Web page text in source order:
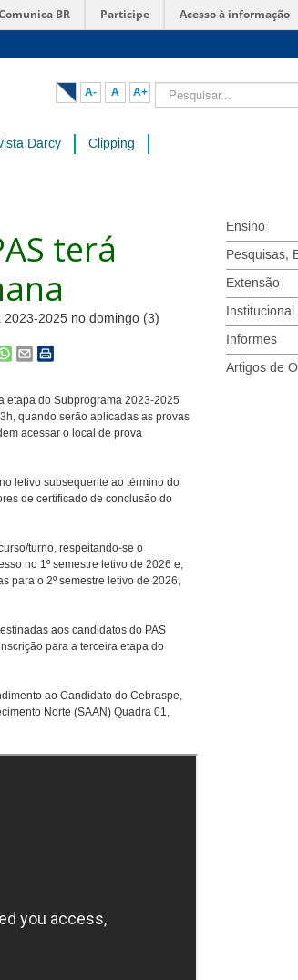
BR Participe Acesso à informação
A- A A+ Pesquisar...
Darcy Clipping
terá
2025 no domingo (3)
etapa do Subprograma 2023-2025
quando serão aplicadas as provas
acessar o local de prova
letivo subsequente ao término do
de certificado de conclusão do
turno, respeitando-se o
no 1º semestre letivo de 2026 e,
para o 2º semestre letivo de 2026,
aos candidatos do PAS
para a terceira etapa do
ao Candidato do Cebraspe,
Norte (SAAN) Quadra 01,
Ensino
Pesquisas,
Extensão
Institucional
Informes
Artigos de